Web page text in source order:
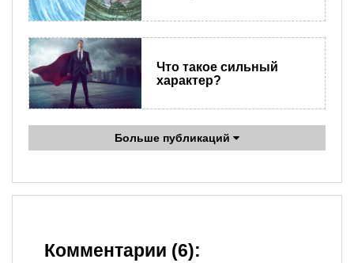
Что такое сильный
характер?
Больше публикаций
Комментарии (6):